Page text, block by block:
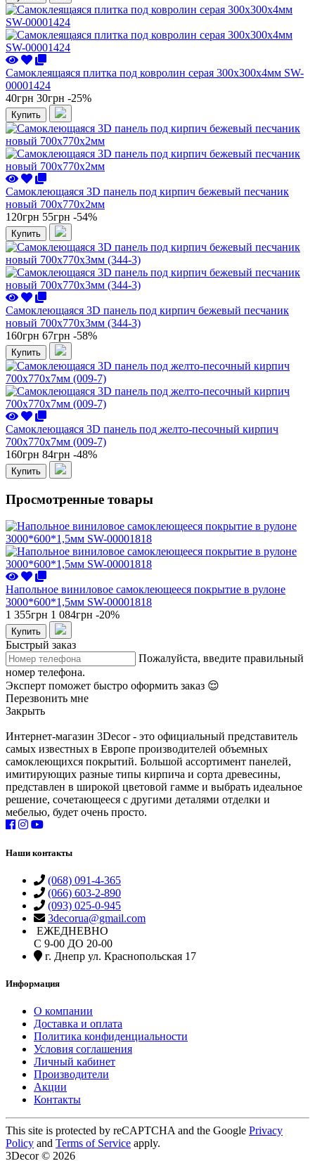
Самоклеящаяся плитка под ковролин серая 300х300х4мм SW-
00001424
40грн 30грн -25%
Купить
Самоклеющаяся 3D панель под кирпич бежевый песчаник
новый 700x770x2мм
120грн 55грн -54%
Купить
Самоклеющаяся 3D панель под кирпич бежевый песчаник
новый 700x770x3мм (344-3)
160грн 67грн -58%
Купить
Самоклеющаяся 3D панель под желто-песочный кирпич
700x770x7мм (009-7)
160грн 84грн -48%
Купить
Просмотренные товары
Напольное виниловое самоклеющееся покрытие в рулоне
3000*600*1,5мм SW-00001818
1 355грн 1 084грн -20%
Купить
Быстрый заказ
Пожалуйста, введите правильный
номер телефона.
Эксперт поможет быстро оформить заказ 😌
Перезвонить мне
Закрыть
Интернет-магазин 3Decor - это официальный представитель
самых известных в Европе производителей объемных
самоклеющихся покрытий. Большой ассортимент панелей,
имитирующих разные типы кирпича и сорта древесины,
представлен в широкой цветовой гамме и выбрать идеальное
решение, сочетающееся с другими деталями отделки и
мебелью, будет очень просто.
Наши контакты
(068) 091-4-365
(066) 603-2-890
(093) 025-0-945
3decorua@gmail.com
ЕЖЕДНЕВНО
С 9-00 ДО 20-00
г. Днепр ул. Краснопольская 17
Информация
О компании
Доставка и оплата
Политика конфиденциальности
Условия соглашения
Личный кабинет
Производители
Акции
Контакты
This site is protected by reCAPTCHA and the Google Privacy
Policy and Terms of Service apply.
3Decor © 2026